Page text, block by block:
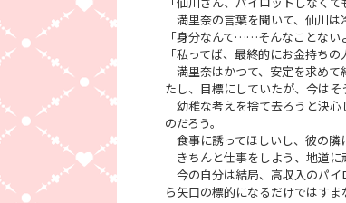
満里奈の言葉を聞いて、仙川は
「身分なんて……そんなことない
「私ってば、最終的にお金持ち
満里奈はかつて、安定を求めて
たし、目標にしていたが、今はそ
幼稚な考えを捨て去ろうと決心
のだろう。
食事に誘ってほしいし、彼の隣
きちんと仕事をしよう、地道に
今の自分は結局、高収入のパイ
ら矢口の標的になるだけではすま